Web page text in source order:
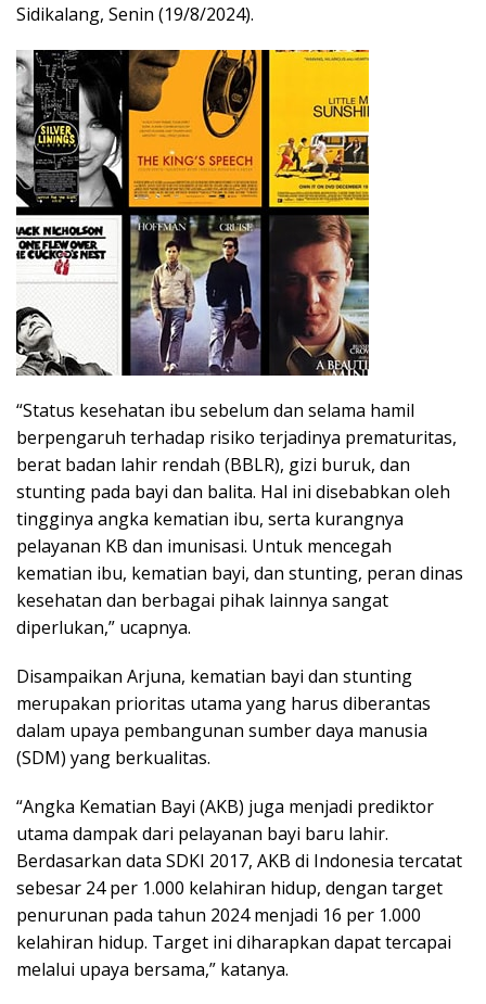
Sidikalang, Senin (19/8/2024).
“Status kesehatan ibu sebelum dan selama hamil
berpengaruh terhadap risiko terjadinya prematuritas,
berat badan lahir rendah (BBLR), gizi buruk, dan
stunting pada bayi dan balita. Hal ini disebabkan oleh
tingginya angka kematian ibu, serta kurangnya
pelayanan KB dan imunisasi. Untuk mencegah
kematian ibu, kematian bayi, dan stunting, peran dinas
kesehatan dan berbagai pihak lainnya sangat
diperlukan,” ucapnya.
Disampaikan Arjuna, kematian bayi dan stunting
merupakan prioritas utama yang harus diberantas
dalam upaya pembangunan sumber daya manusia
(SDM) yang berkualitas.
“Angka Kematian Bayi (AKB) juga menjadi prediktor
utama dampak dari pelayanan bayi baru lahir.
Berdasarkan data SDKI 2017, AKB di Indonesia tercatat
sebesar 24 per 1.000 kelahiran hidup, dengan target
penurunan pada tahun 2024 menjadi 16 per 1.000
kelahiran hidup. Target ini diharapkan dapat tercapai
melalui upaya bersama,” katanya.